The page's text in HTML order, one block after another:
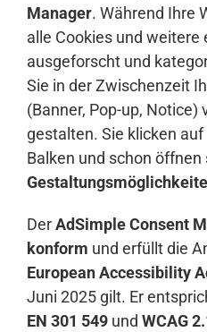
Manager. Während Ihre
alle Cookies und weitere
ausgeforscht und
Sie in der Zwischenzeit
(Banner, Pop-up, Notice)
gestalten. Sie klicken
Balken und schon öffnen
DerAdSimple Consent
konform und erfüllt die
European Accessibility
Juni 2025 gilt. Er
EN 301 549 und WCAG